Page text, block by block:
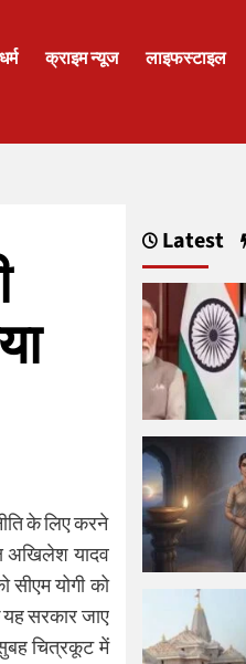
धर्म क्राइम न्यूज लाइफस्टाइल
के लिए करने
अखिलेश यादव
योगी को
यह सरकार जाए
चित्रकूट में
Latest